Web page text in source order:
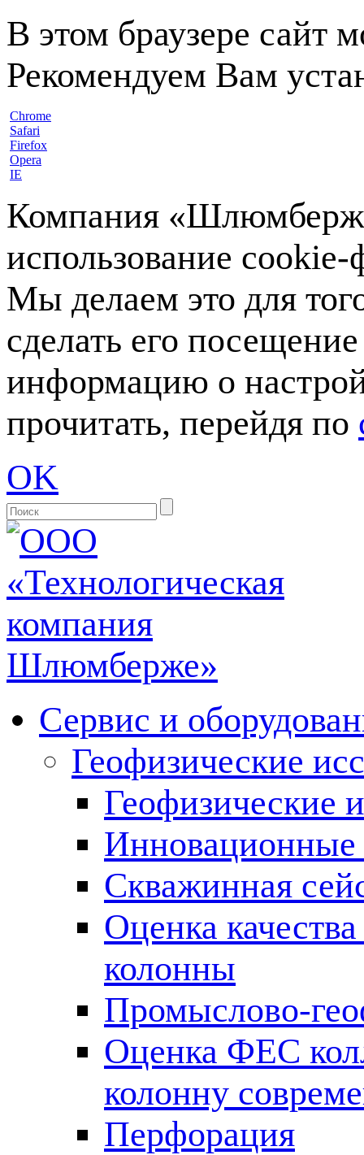
В этом браузере сайт
Рекомендуем Вам
Chrome
Safari
Firefox
Opera
IE
Компания
использование
Мы делаем это для
сделать его
информацию о
прочитать, перейдя по
OK
Сервис и
Геофизические
Геофизические
Инновационные
Скважинная
Оценка
колонны
Промыслово-
Оценка ФЕС
колонну
Перфорация